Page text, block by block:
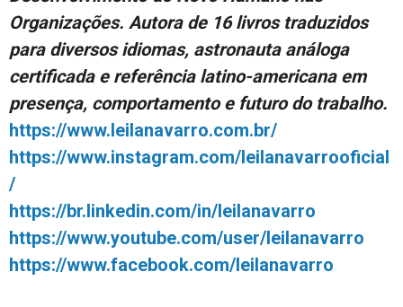
Organizações. Autora de 16 livros traduzidos
para diversos idiomas, astronauta análoga
certificada e referência latino-americana em
presença, comportamento e futuro do trabalho.
https://www.leilanavarro.com.br/
https://www.instagram.com/leilanavarrooficial
/
https://br.linkedin.com/in/leilanavarro
https://www.youtube.com/user/leilanavarro
https://www.facebook.com/leilanavarro